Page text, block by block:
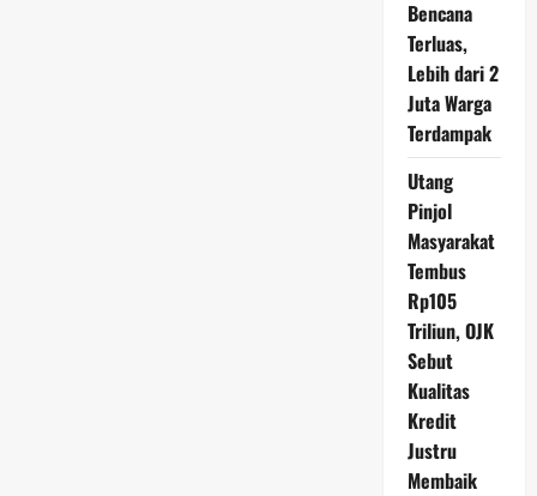
Bencana
Terluas,
Lebih dari 2
Juta Warga
Terdampak
Utang
Pinjol
Masyarakat
Tembus
Rp105
Triliun, OJK
Sebut
Kualitas
Kredit
Justru
Membaik